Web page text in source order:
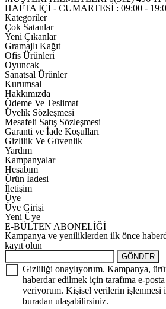
HAFTA İÇİ - CUMARTESİ : 09:00 -
Kategoriler
Çok Satanlar
Yeni Çıkanlar
Gramajlı Kağıt
Ofis Ürünleri
Oyuncak
Sanatsal Ürünler
Kurumsal
Hakkımızda
Ödeme Ve Teslimat
Üyelik Sözleşmesi
Mesafeli Satış Sözleşmesi
Garanti ve İade Koşulları
Gizlilik Ve Güvenlik
Yardım
Kampanyalar
Hesabım
Ürün İadesi
İletişim
Üye
Üye Girişi
Yeni Üye
E-BÜLTEN ABONELİĞİ
Kampanya ve yeniliklerden ilk önce
kayıt olun
GÖNDER
Gizliliği onaylıyorum. Kampanya,
haberdar edilmek için tarafıma e-
veriyorum. Kişisel verilerin işlenmesi
buradan ulaşabilirsiniz.